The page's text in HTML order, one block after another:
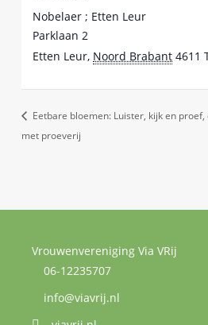
Nobelaer ; Etten Leur
Parklaan 2
Etten Leur, Noord Brabant 4611
Eetbare bloemen: Luister, kijk en proef,
met proeverij
Vrouwenvereniging Via VRij
06-12235707
info@viavrij.nl